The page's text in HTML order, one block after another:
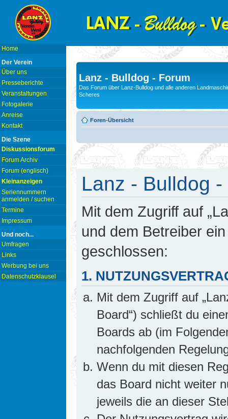
Home
Der Verein
Über uns
Presseberichte
Veranstaltungen
Fotogalerie
Anreise
Kontakt
Die Szene
Diskussionsforum
Forum Archiv
Forum (englisch)
Kleinanzeigen
Seriennummern
anmelden / suchen
Termine
Impressum
Und noch...
Umfragen
Links
Werbung bei uns
Datenschutzklausel
Lanz - Bulldog - Forum
Das Forum über Lanz-Bulldog und alle anderen
Scheres
Foren-Übersicht
Lanz - Bulldog
Mit dem Zugriff auf
und dem Betreiber
geschlossen:
1.
Mit dem Zugriff auf
Board“) schließt du
Boards ab (im
nachfolgenden
Wenn du mit diesen
das Board nicht weiter
jeweils die an dieser